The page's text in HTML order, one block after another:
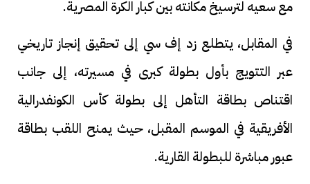
مع سعيه لترسيخ مكانته بين كبار الكرة المصرية.
في المقابل، يتطلع زد إف سي إلى تحقيق إنجاز تاريخي
عبر التتويج بأول بطولة كبرى في مسيرته، إلى جانب
اقتناص بطاقة التأهل إلى بطولة كأس الكونفدرالية
الأفريقية في الموسم المقبل، حيث يمنح اللقب بطاقة
عبور مباشرة للبطولة القارية.